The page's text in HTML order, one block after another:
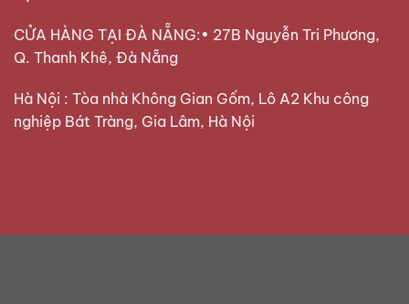
CỬA HÀNG TẠI ĐÀ NẴNG:• 27B Nguyễn Tri Phương,
Q. Thanh Khê, Đà Nẵng
Hà Nội : Tòa nhà Không Gian Gốm, Lô A2 Khu công
nghiệp Bát Tràng, Gia Lâm, Hà Nội